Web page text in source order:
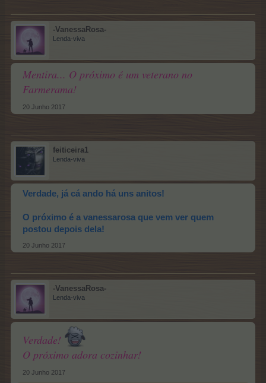
-VanessaRosa-
Lenda-viva
Mentira... O próximo é um veterano no
Farmerama!
20 Junho 2017
feiticeira1
Lenda-viva
Verdade, já cá ando há uns anitos!
O próximo é a vanessarosa que vem ver quem
postou depois dela!
20 Junho 2017
-VanessaRosa-
Lenda-viva
Verdade!
O próximo adora cozinhar!
20 Junho 2017